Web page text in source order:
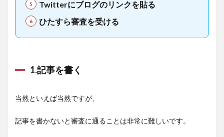
Twitterにブログのリンクを貼る
ひたすら審査を受ける
1.記事を書く
当然といえば当然ですが、
記事を書かないと審査に通ることは非常に難しいです。